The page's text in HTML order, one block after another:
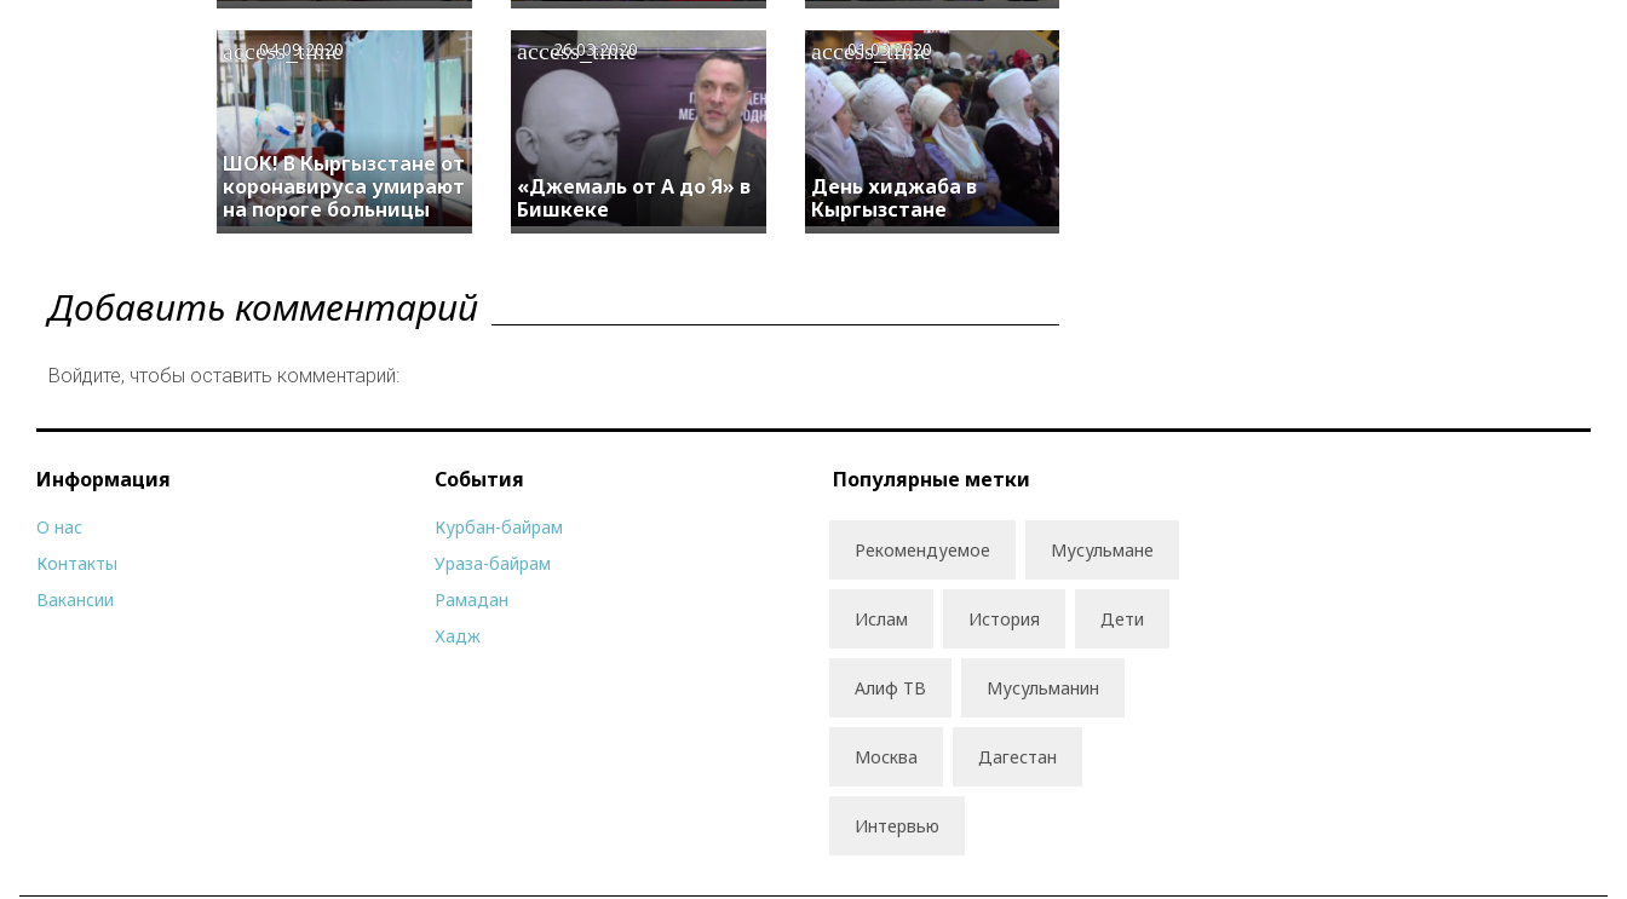
ШОК! В Кыргызстане от
коронавируса умирают
на пороге больницы
access_time
04.09.2020
«Джемаль от А до Я» в
Бишкеке
access_time
26.03.2020
День хиджаба в
Кыргызстане
access_time
01.03.2020
Добавить комментарий
Войдите, чтобы оставить комментарий:
Информация
О нас
Контакты
Вакансии
События
Курбан-байрам
Ураза-байрам
Рамадан
Хадж
Популярные метки
Рекомендуемое Мусульмане
Ислам История Дети
Алиф ТВ Мусульманин
Москва Дагестан
Интервью